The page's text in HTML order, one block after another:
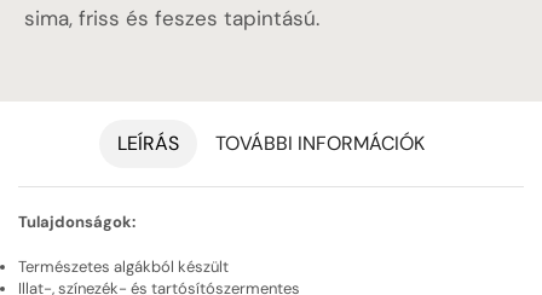
sima, friss és feszes tapintású.
LEÍRÁS TOVÁBBI INFORMÁCIÓK
Tulajdonságok:
Természetes algákból készült
Illat-, színezék- és tartósítószermentes